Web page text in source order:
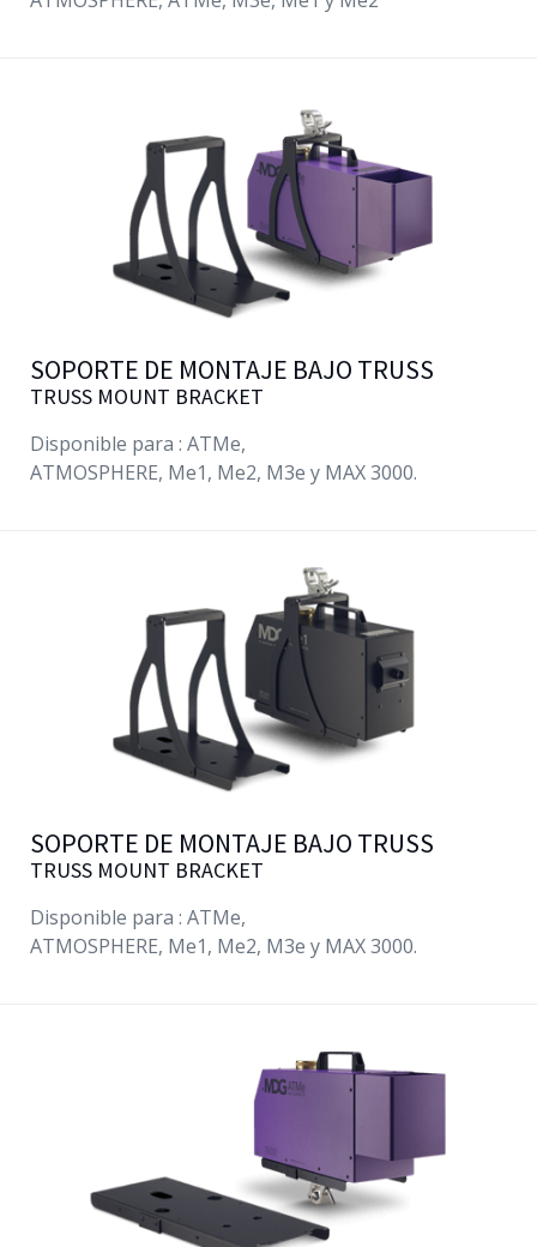
SOPORTE DE MONTAJE BAJO TRUSS
TRUSS MOUNT BRACKET
Disponible para : ATMe,
ATMOSPHERE, Me1, Me2, M3e y MAX 3000.
SOPORTE DE MONTAJE BAJO TRUSS
TRUSS MOUNT BRACKET
Disponible para : ATMe,
ATMOSPHERE, Me1, Me2, M3e y MAX 3000.